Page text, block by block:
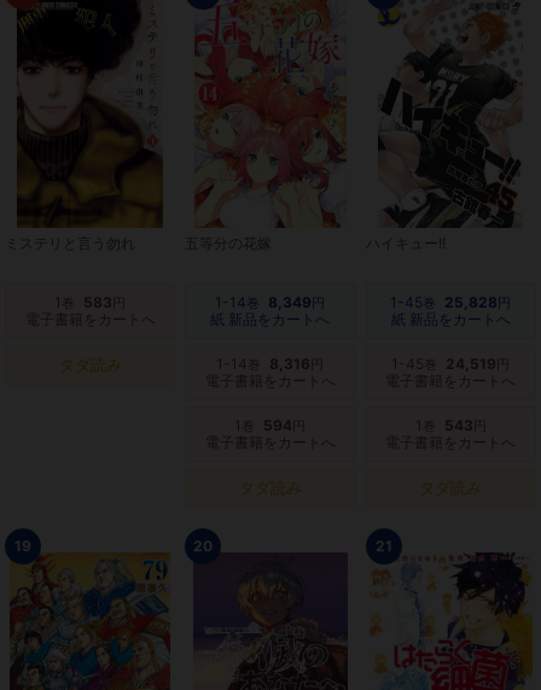
ミステリと言う勿れ
1 583
電子書籍をカートへ
タダ読み
五等分の花嫁
1-14巻 8,349 円
紙 新品をカートへ
1-14 8,316
電子書籍をカートへ
1 594
電子書籍をカートへ
タダ読み
ハイキュー!!
1-45巻 25,828 円
紙 新品をカートへ
1-45 24,519
電子書籍をカートへ
1 543
電子書籍をカートへ
タダ読み
19 20 21